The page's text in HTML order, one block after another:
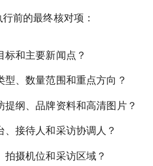
前的最终核对项：
标和主要新闻点？
型、数量范围和重点方向？
提纲、品牌资料和高清图片？
、接待人和采访协调人？
拍摄机位和采访区域？